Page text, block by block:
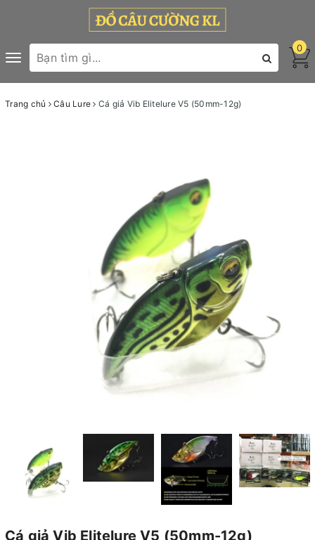
Toggle
navigation
0
Trang chủ Câu Lure Cá giả Vib Elitelure V5 (50mm-12g)
Cá giả Vib Elitelure V5 (50mm-12g)